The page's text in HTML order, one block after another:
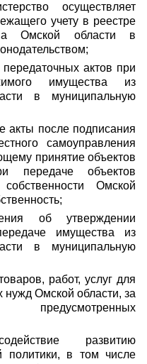
осуществляет
учету в реестре
Омской области в
передаточных актов при
имущества из
в муниципальную
акты после подписания
самоуправления
принятие объектов
передаче объектов
Омской
об утверждении
имущества из
в муниципальную
работ, услуг для
нужд Омской области, за
предусмотренных
развитию
политики, в том числе